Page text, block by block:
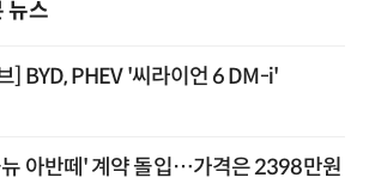
뉴스
] BYD, PHEV '씨라이언 6 DM-i'
뉴 아반떼' 계약 돌입…가격은 2398만원